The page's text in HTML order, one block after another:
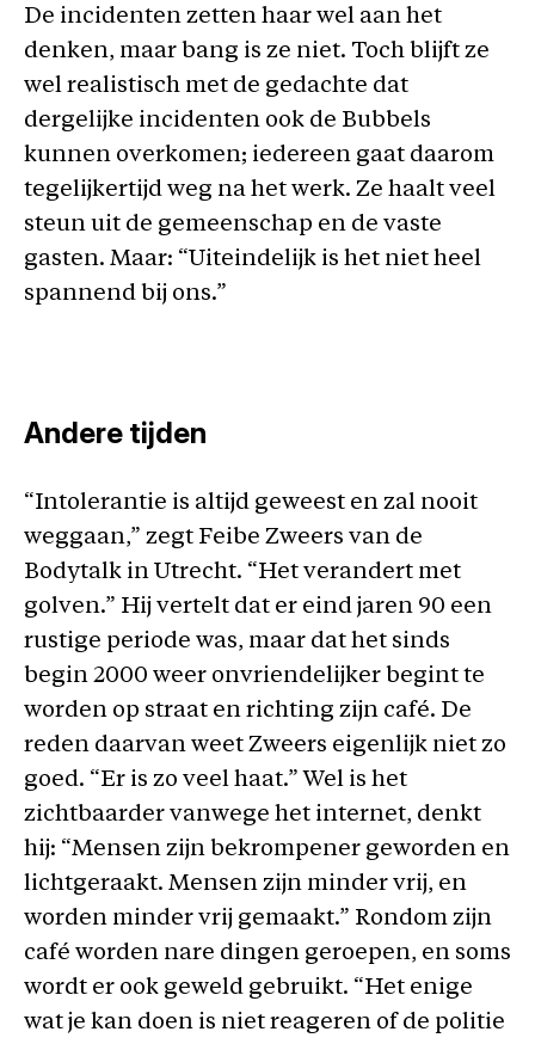
De incidenten zetten haar wel aan het
denken, maar bang is ze niet. Toch blijft ze
wel realistisch met de gedachte dat
dergelijke incidenten ook de Bubbels
kunnen overkomen; iedereen gaat daarom
tegelijkertijd weg na het werk. Ze haalt veel
steun uit de gemeenschap en de vaste
gasten. Maar: “Uiteindelijk is het niet heel
spannend bij ons.”
Andere tijden
“Intolerantie is altijd geweest en zal nooit
weggaan,” zegt Feibe Zweers van de
Bodytalk in Utrecht. “Het verandert met
golven.” Hij vertelt dat er eind jaren 90 een
rustige periode was, maar dat het sinds
begin 2000 weer onvriendelijker begint te
worden op straat en richting zijn café. De
reden daarvan weet Zweers eigenlijk niet zo
goed. “Er is zo veel haat.” Wel is het
zichtbaarder vanwege het internet, denkt
hij: “Mensen zijn bekrompener geworden en
lichtgeraakt. Mensen zijn minder vrij, en
worden minder vrij gemaakt.” Rondom zijn
café worden nare dingen geroepen, en soms
wordt er ook geweld gebruikt. “Het enige
wat je kan doen is niet reageren of de politie